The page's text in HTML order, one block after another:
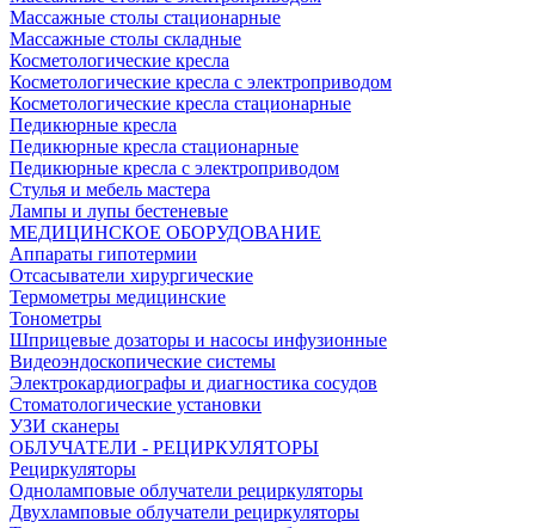
Массажные столы стационарные
Массажные столы складные
Косметологические кресла
Косметологические кресла с электроприводом
Косметологические кресла стационарные
Педикюрные кресла
Педикюрные кресла стационарные
Педикюрные кресла с электроприводом
Стулья и мебель мастера
Лампы и лупы бестеневые
МЕДИЦИНСКОЕ ОБОРУДОВАНИЕ
Аппараты гипотермии
Отсасыватели хирургические
Термометры медицинские
Тонометры
Шприцевые дозаторы и насосы инфузионные
Видеоэндоскопические системы
Электрокардиографы и диагностика сосудов
Стоматологические установки
УЗИ сканеры
ОБЛУЧАТЕЛИ - РЕЦИРКУЛЯТОРЫ
Рециркуляторы
Одноламповые облучатели рециркуляторы
Двухламповые облучатели рециркуляторы